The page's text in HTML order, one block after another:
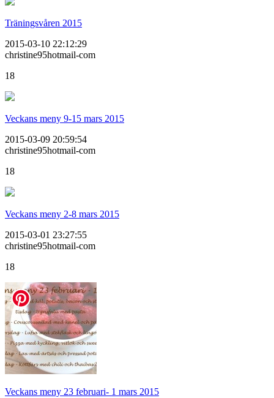
Träningsvåren 2015
2015-03-10 22:12:29
christine95hotmail-com
18
Veckans meny 9-15 mars 2015
2015-03-09 20:59:54
christine95hotmail-com
18
Veckans meny 2-8 mars 2015
2015-03-01 23:27:55
christine95hotmail-com
18
Veckans meny 23 februari- 1 mars 2015